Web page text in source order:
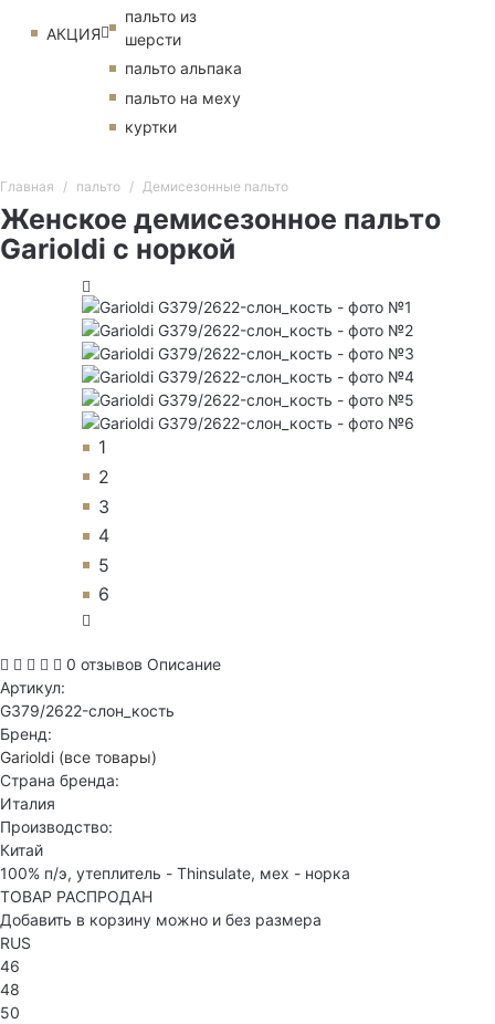
АКЦИЯ
пальто из
шерсти
пальто альпака
пальто на меху
куртки
Главная пальто Демисезонные пальто
Женское демисезонное пальто
Garioldi с норкой
1
2
3
4
5
6
0 отзывов Описание
Артикул:
G379/2622-слон_кость
Бренд:
Garioldi (все товары)
Страна бренда:
Италия
Производство:
Китай
100% п/э, утеплитель - Thinsulate, мех - норка
ТОВАР РАСПРОДАН
Добавить в корзину можно и без размера
RUS
46
48
50